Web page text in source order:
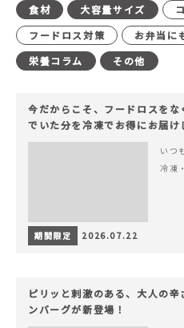
食材
大容量サイズ
フードロス対策
お弁当に
栄養コラム
その他
今だからこそ、フードロスを
でいた分を冷凍でお得にお届け
いつ
冷凍
期間限定 2026.07.22
ピリッと刺激のある、大人の
ンバーグが新登場！